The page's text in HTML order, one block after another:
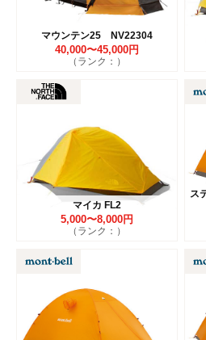
マウンテン25 NV22304
40,000〜45,000円
（ランク：）
マイカ FL2
5,000〜8,000円
（ランク：）
ス